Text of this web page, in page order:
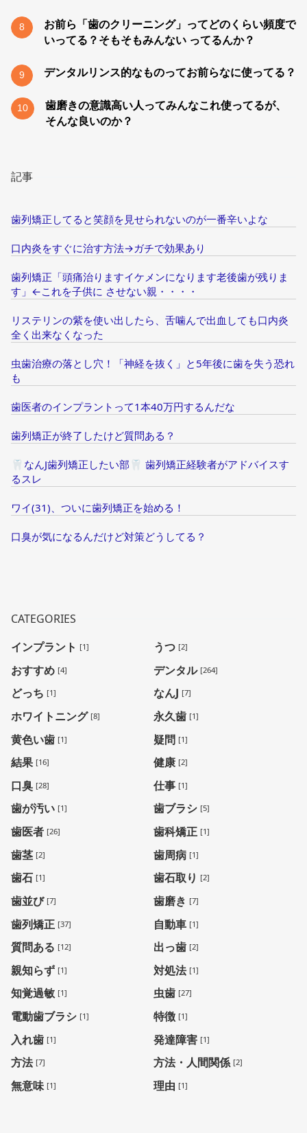
8
お前ら「歯のクリーニング」ってどのくらい頻度で
いってる？そもそもみんない ってるんか？
9 デンタルリンス的なものってお前らなに使ってる？
10
歯磨きの意識高い人ってみんなこれ使ってるが、
そんな良いのか？
記事
歯列矯正してると笑顔を見せられないのが一番辛いよな
口内炎をすぐに治す方法→ガチで効果あり
歯列矯正「頭痛治りますイケメンになります老後歯が残りま
す」←これを子供に させない親・・・・
リステリンの紫を使い出したら、舌噛んで出血しても口内炎
全く出来なくなった
虫歯治療の落とし穴！「神経を抜く」と5年後に歯を失う恐れ
も
歯医者のインプラントって1本40万円するんだな
歯列矯正が終了したけど質問ある？
🦷なんJ歯列矯正したい部🦷 歯列矯正経験者がアドバイスす
るスレ
ワイ(31)、ついに歯列矯正を始める！
口臭が気になるんだけど対策どうしてる？
CATEGORIES
インプラント [1] うつ [2]
おすすめ [4] デンタル [264]
どっち [1] なんJ [7]
ホワイトニング [8] 永久歯 [1]
黄色い歯 [1] 疑問 [1]
結果 [16] 健康 [2]
口臭 [28] 仕事 [1]
歯が汚い [1] 歯ブラシ [5]
歯医者 [26] 歯科矯正 [1]
歯茎 [2] 歯周病 [1]
歯石 [1] 歯石取り [2]
歯並び [7] 歯磨き [7]
歯列矯正 [37] 自動車 [1]
質問ある [12] 出っ歯 [2]
親知らず [1] 対処法 [1]
知覚過敏 [1] 虫歯 [27]
電動歯ブラシ [1] 特徴 [1]
入れ歯 [1] 発達障害 [1]
方法 [7] 方法・人間関係 [2]
無意味 [1] 理由 [1]